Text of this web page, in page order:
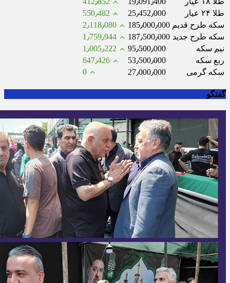
طلا ۲۴ عیار
25٫452٫000
550٫482
سکه طرح قدیم 185٫000٫000
2٫118٫080
سکه طرح جدید 187٫500٫000
1٫759٫944
نیم سکه
95٫500٫000
1٫005٫222
ربع سکه
53٫500٫000
647٫426
سکه گرمی
27٫000٫000 0
گفتگو